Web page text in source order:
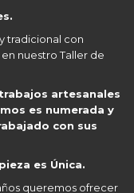
tradicional con
nuestro Taller de
artesanales
es numerada y
con sus
es Única.
queremos ofrecer